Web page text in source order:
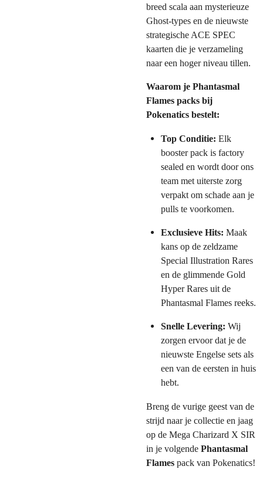
breed scala aan mysterieuze
Ghost-types en de nieuwste
strategische ACE SPEC
kaarten die je verzameling
naar een hoger niveau tillen.
Waarom je Phantasmal
Flames packs bij
Pokenatics bestelt:
Top Conditie: Elk
booster pack is factory
sealed en wordt door ons
team met uiterste zorg
verpakt om schade aan je
pulls te voorkomen.
Exclusieve Hits: Maak
kans op de zeldzame
Special Illustration Rares
en de glimmende Gold
Hyper Rares uit de
Phantasmal Flames reeks.
Snelle Levering: Wij
zorgen ervoor dat je de
nieuwste Engelse sets als
een van de eersten in huis
hebt.
Breng de vurige geest van de
strijd naar je collectie en jaag
op de Mega Charizard X SIR
in je volgende Phantasmal
Flames pack van Pokenatics!